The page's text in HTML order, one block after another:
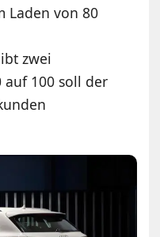
Laden von 80
zwei
100 soll der